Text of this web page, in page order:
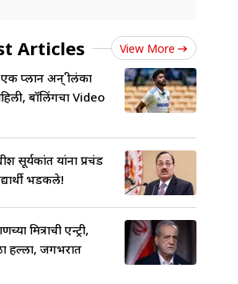
Articles View More
प्लान अन् श्रीलंका
बॉलिंगचा Video
सूर्यकांत यांना प्रचंड
भडकले!
मित्राची एन्ट्री,
हल्ला, जगभरात